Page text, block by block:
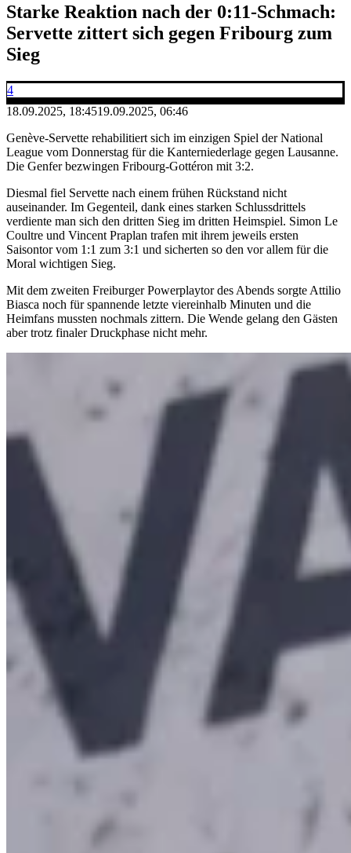
Starke Reaktion nach der 0:11-Schmach:
Servette zittert sich gegen Fribourg zum
Sieg
4
18.09.2025, 18:4519.09.2025, 06:46
Genève-Servette rehabilitiert sich im einzigen Spiel der National
League vom Donnerstag für die Kanterniederlage gegen Lausanne.
Die Genfer bezwingen Fribourg-Gottéron mit 3:2.
Diesmal fiel Servette nach einem frühen Rückstand nicht
auseinander. Im Gegenteil, dank eines starken Schlussdrittels
verdiente man sich den dritten Sieg im dritten Heimspiel. Simon Le
Coultre und Vincent Praplan trafen mit ihrem jeweils ersten
Saisontor vom 1:1 zum 3:1 und sicherten so den vor allem für die
Moral wichtigen Sieg.
Mit dem zweiten Freiburger Powerplaytor des Abends sorgte Attilio
Biasca noch für spannende letzte viereinhalb Minuten und die
Heimfans mussten nochmals zittern. Die Wende gelang den Gästen
aber trotz finaler Druckphase nicht mehr.